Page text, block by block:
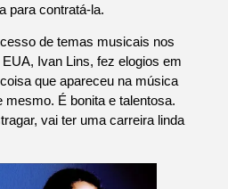
para contratá-la.
de temas musicais nos
Ivan Lins, fez elogios em
que apareceu na música
mesmo. É bonita e talentosa.
vai ter uma carreira linda